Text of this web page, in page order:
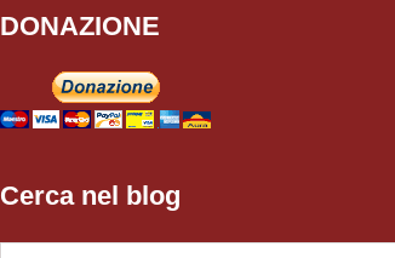
DONAZIONE
Cerca nel blog